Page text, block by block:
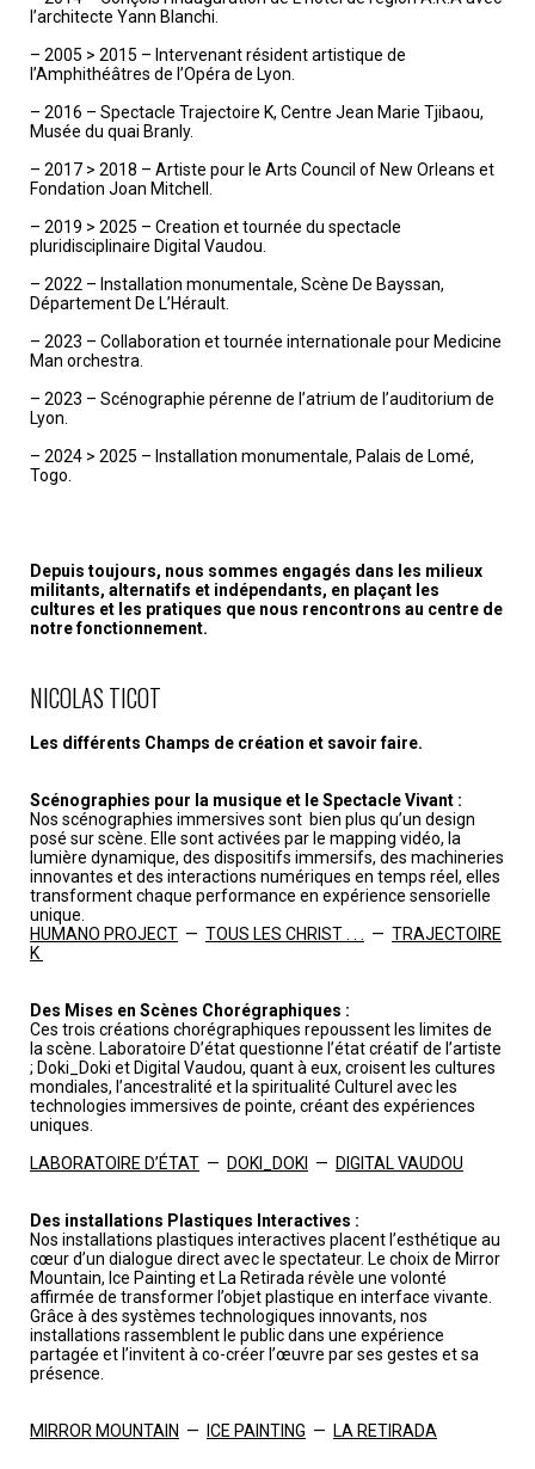
l’architecte Yann Blanchi.
– 2005 > 2015 – Intervenant résident artistique de
l’Amphithéâtres de l’Opéra de Lyon.
– 2016 – Spectacle Trajectoire K, Centre Jean Marie Tjibaou,
Musée du quai Branly.
– 2017 > 2018 – Artiste pour le Arts Council of New Orleans et
Fondation Joan Mitchell.
– 2019 > 2025 – Creation et tournée du spectacle
pluridisciplinaire Digital Vaudou.
– 2022 – Installation monumentale, Scène De Bayssan,
Département De L’Hérault.
– 2023 – Collaboration et tournée internationale pour Medicine
Man orchestra.
– 2023 – Scénographie pérenne de l’atrium de l’auditorium de
Lyon.
– 2024 > 2025 – Installation monumentale, Palais de Lomé,
Togo.
Depuis toujours, nous sommes engagés dans les milieux
militants, alternatifs et indépendants, en plaçant les
cultures et les pratiques que nous rencontrons au centre de
notre fonctionnement.
NICOLAS TICOT
Les différents Champs de création et savoir faire.
Scénographies pour la musique et le Spectacle Vivant :
Nos scénographies immersives sont bien plus qu’un design
posé sur scène. Elle sont activées par le mapping vidéo, la
lumière dynamique, des dispositifs immersifs, des machineries
innovantes et des interactions numériques en temps réel, elles
transforment chaque performance en expérience sensorielle
unique.
HUMANO PROJECT — TOUS LES CHRIST . . . — TRAJECTOIRE
K
Des Mises en Scènes Chorégraphiques :
Ces trois créations chorégraphiques repoussent les limites de
la scène. Laboratoire D’état questionne l’état créatif de l’artiste
; Doki_Doki et Digital Vaudou, quant à eux, croisent les cultures
mondiales, l’ancestralité et la spiritualité Culturel avec les
technologies immersives de pointe, créant des expériences
uniques.
LABORATOIRE D’ÉTAT — DOKI_DOKI — DIGITAL VAUDOU
Des installations Plastiques Interactives :
Nos installations plastiques interactives placent l’esthétique au
cœur d’un dialogue direct avec le spectateur. Le choix de Mirror
Mountain, Ice Painting et La Retirada révèle une volonté
affirmée de transformer l’objet plastique en interface vivante.
Grâce à des systèmes technologiques innovants, nos
installations rassemblent le public dans une expérience
partagée et l’invitent à co-créer l’œuvre par ses gestes et sa
présence.
MIRROR MOUNTAIN — ICE PAINTING — LA RETIRADA